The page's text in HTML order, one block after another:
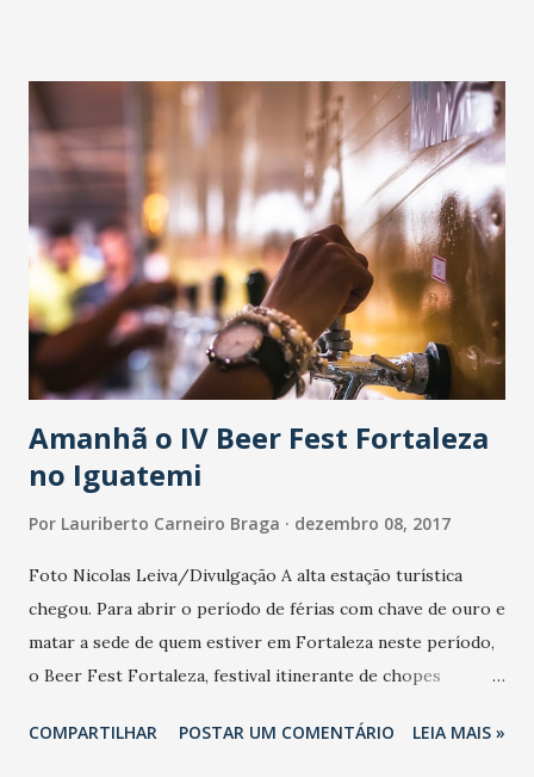
pelo então presidente da ABIH-CE, Nelson Otoch. Em 1994,
na gestão de Demerval Castelo Branco Diniz Filho, o troféu
mudou o design e continuou com a mesma finalidade de
homenagear pessoas ou entidades que se destacaram no
setor. A característica do Troféu ressalta o mapa do Ceará
como uma porta aberta, o que representa a hospitalidade
do povo cearense. A partir de 2013, na gestão do
presidente Darlan Leite a honraria recebeu o nome de
Troféu Habib Ary, uma reverência ao e...
Amanhã o IV Beer Fest Fortaleza
no Iguatemi
Por Lauriberto Carneiro Braga dezembro 08, 2017
Foto Nicolas Leiva/Divulgação A alta estação turística
chegou. Para abrir o período de férias com chave de ouro e
matar a sede de quem estiver em Fortaleza​​​ neste período,
o Beer Fest Fortaleza, festival itinerante de chopes
local, o IV Beer Fest Fortaleza preparou uma
COMPARTILHAR POSTAR UM COMENTÁRIO LEIA MAIS »